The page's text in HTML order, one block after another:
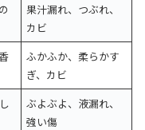
果汁漏れ、つぶれ、
カビ
ふかふか、柔らかす
ぎ、カビ
ぶよぶよ、液漏れ、
強い傷